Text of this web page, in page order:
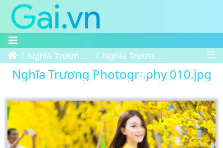
Trang chủNghĩa Trương Photography Nghĩa Trương Photography 010
Nghĩa Trương Photography 010.jpg